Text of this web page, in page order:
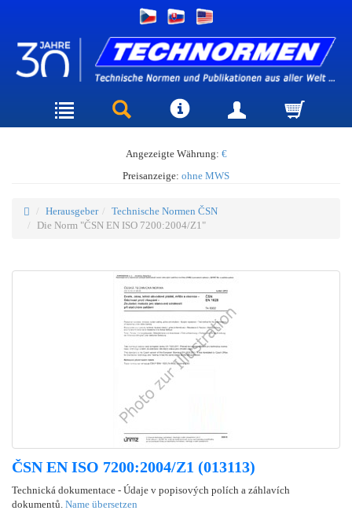
Angezeigte Währung: €
Preisanzeige: ohne MWS
Herausgeber
Technische Normen ČSN
Die Norm "ČSN EN ISO 7200:2004/Z1"
ČSN EN ISO 7200:2004/Z1 (013113)
Technická dokumentace - Údaje v popisových polích a záhlavích
dokumentů. Name übersetzen